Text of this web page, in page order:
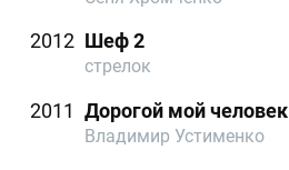
2012 Шеф 2
стрелок
2011 Дорогой мой человек
Владимир Устименко